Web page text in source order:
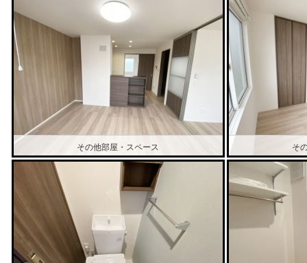
その他部屋・スペース そ